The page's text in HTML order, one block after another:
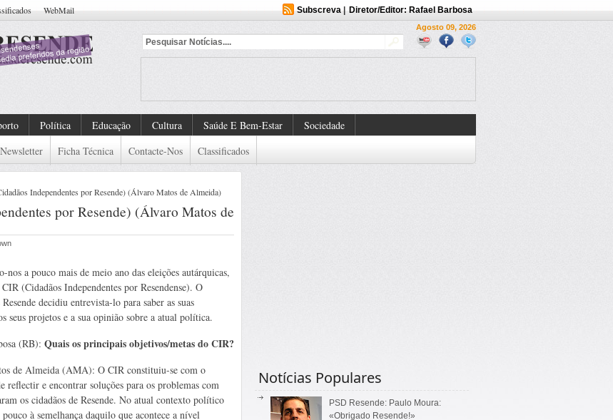
WebMail Subscreva| Diretor/Editor: Rafael Barbosa
Agosto 09, 2026
Política Educação Cultura Saúde E Bem-Estar
Sociedade
Newsletter Ficha Técnica Contacte-Nos Classificados
Independentes por Resende) (Álvaro Matos de Almeida)
por Resende) (Álvaro Matos de
nos a pouco mais de meio ano das eleições autárquicas,
(Cidadãos Independentes por Resendense). O
decidiu entrevista-lo para saber as suas
seus projetos e a sua opinião sobre a atual política.
(RB): Quais os principais objetivos/metas do CIR?
de Almeida (AMA): O CIR constituiu-se com o
reflectir e encontrar soluções para os problemas com
os cidadãos de Resende. No atual contexto político
à semelhança daquilo que acontece a nível
Notícias Populares
PSD Resende: Paulo Moura:
«Obrigado Resende!»